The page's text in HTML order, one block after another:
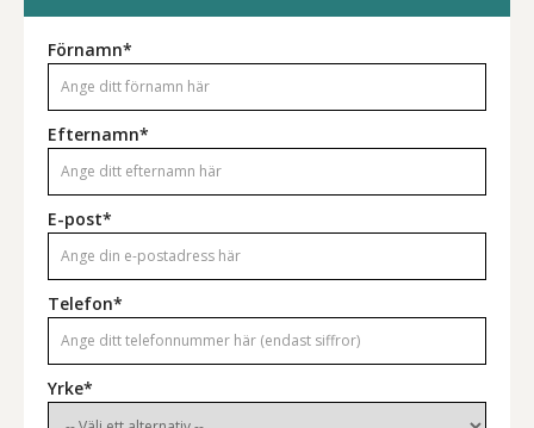
Förnamn*
Efternamn*
E-post*
Telefon*
Yrke*